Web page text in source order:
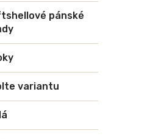
pánské
variantu